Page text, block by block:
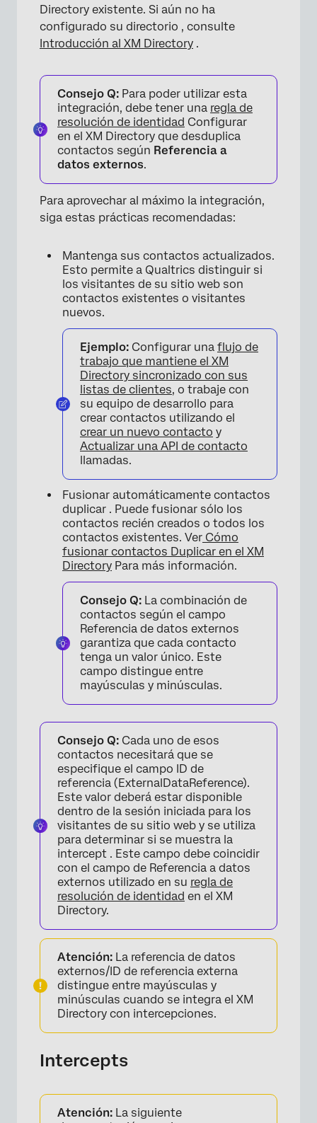
Directory existente. Si aún no ha
configurado su directorio , consulte
Introducción al XM Directory .
Consejo Q: Para poder utilizar esta
integración, debe tener una regla de
resolución de identidad Configurar
en el XM Directory que desduplica
contactos según Referencia a
datos externos.
Para aprovechar al máximo la integración,
siga estas prácticas recomendadas:
Mantenga sus contactos actualizados.
Esto permite a Qualtrics distinguir si
los visitantes de su sitio web son
contactos existentes o visitantes
nuevos.
Ejemplo: Configurar una flujo de
trabajo que mantiene el XM
Directory sincronizado con sus
listas de clientes, o trabaje con
su equipo de desarrollo para
crear contactos utilizando el
crear un nuevo contacto y
Actualizar una API de contacto
llamadas.
Fusionar automáticamente contactos
duplicar . Puede fusionar sólo los
contactos recién creados o todos los
contactos existentes. Ver Cómo
fusionar contactos Duplicar en el XM
Directory Para más información.
Consejo Q: La combinación de
contactos según el campo
Referencia de datos externos
garantiza que cada contacto
tenga un valor único. Este
campo distingue entre
mayúsculas y minúsculas.
Consejo Q: Cada uno de esos
contactos necesitará que se
especifique el campo ID de
referencia (ExternalDataReference).
Este valor deberá estar disponible
dentro de la sesión iniciada para los
visitantes de su sitio web y se utiliza
para determinar si se muestra la
intercept . Este campo debe coincidir
con el campo de Referencia a datos
externos utilizado en su regla de
resolución de identidad en el XM
Directory.
Atención: La referencia de datos
externos/ID de referencia externa
distingue entre mayúsculas y
minúsculas cuando se integra el XM
Directory con intercepciones.
Intercepts
Atención: La siguiente